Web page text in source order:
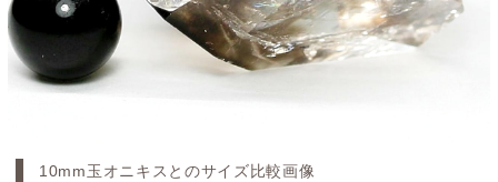
10mm玉オニキスとのサイズ比較画像